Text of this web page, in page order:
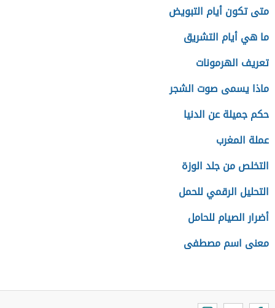
متى تكون أيام التبويض
ما هي أيام التشريق
تعريف الهرمونات
ماذا يسمى صوت الشجر
حكم جميلة عن الدنيا
عملة المغرب
التخلص من جلد الوزة
التحليل الرقمي للحمل
أضرار الصيام للحامل
معنى اسم مصطفى